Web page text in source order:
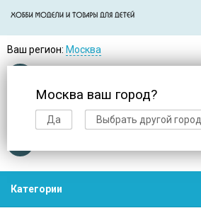
Ваш регион: Москва
Москва ваш город?
Да Выбрать другой город
Доставкав день заказа
Категории